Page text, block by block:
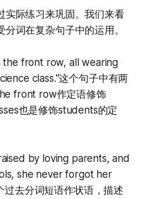
实际练习来巩固。我们来看
词在复杂句子中的运用。
the front row, all wearing
class."这个句子中有两
front row作定语修饰
也是修饰students的定
by loving parents, and
she never forgot her
过去分词短语作状语，描述